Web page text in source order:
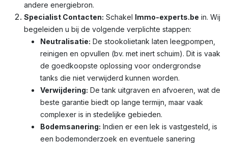
andere energiebron.
Specialist Contacten: Schakel Immo-experts.be in. Wij
begeleiden u bij de volgende verplichte stappen:
Neutralisatie: De stookolietank laten leegpompen,
reinigen en opvullen (bv. met inert schuim). Dit is vaak
de goedkoopste oplossing voor ondergrondse
tanks die niet verwijderd kunnen worden.
Verwijdering: De tank uitgraven en afvoeren, wat de
beste garantie biedt op lange termijn, maar vaak
complexer is in stedelijke gebieden.
Bodemsanering: Indien er een lek is vastgesteld, is
een bodemonderzoek en eventuele sanering